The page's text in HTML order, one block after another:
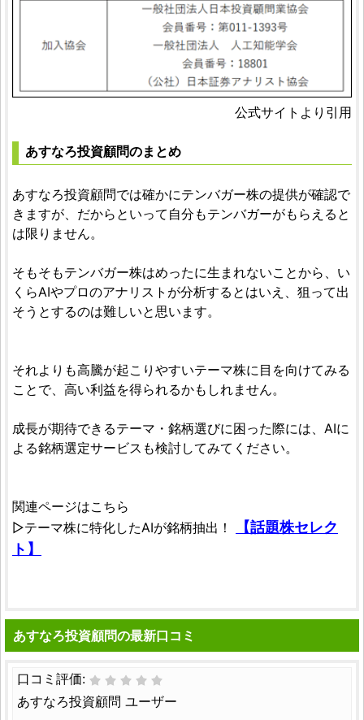
公式サイトより引用
あすなろ投資顧問のまとめ
あすなろ投資顧問では確かにテンバガー株の提供が確認で
きますが、だからといって自分もテンバガーがもらえると
は限りません。
そもそもテンバガー株はめったに生まれないことから、い
くらAIやプロのアナリストが分析するとはいえ、狙って出
そうとするのは難しいと思います。
それよりも高騰が起こりやすいテーマ株に目を向けてみる
ことで、高い利益を得られるかもしれません。
成長が期待できるテーマ・銘柄選びに困った際には、AIに
よる銘柄選定サービスも検討してみてください。
関連ページはこちら
▷テーマ株に特化したAIが銘柄抽出！
【話題株セレク
ト】
あすなろ投資顧問の最新口コミ
口コミ評価:
あすなろ投資顧問 ユーザー